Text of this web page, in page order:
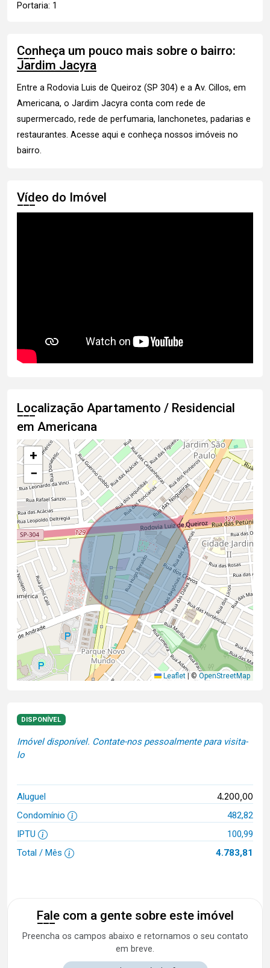
Portaria: 1
Conheça um pouco mais sobre o bairro:
Jardim Jacyra
Entre a Rodovia Luis de Queiroz (SP 304) e a Av. Cillos, em
Americana, o Jardim Jacyra conta com rede de
supermercado, rede de perfumaria, lanchonetes, padarias e
restaurantes. Acesse aqui e conheça nossos imóveis no
bairro.
Vídeo do Imóvel
Localização Apartamento / Residencial
em Americana
+
−
Leaflet © OpenStreetMap
DISPONÍVEL
Imóvel disponível. Contate-nos pessoalmente para visita-
lo
Aluguel 4.200,00
Condomínio
482,82
IPTU
100,99
Total / Mês
4.783,81
Fale com a gente sobre este imóvel
Preencha os campos abaixo e retornamos o seu contato
em breve.